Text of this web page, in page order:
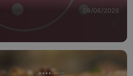
09/06/2026